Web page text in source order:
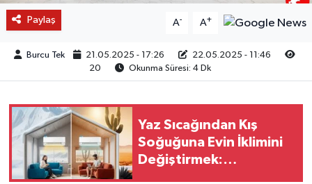
Paylaş A- A+
Burcu Tek 21.05.2025 - 17:26
22.05.2025 - 11:46
20
Okunma Süresi: 4 Dk
Yaz Sıcağından Kış
Soğuğuna Evin İklimini
Değiştirmek: